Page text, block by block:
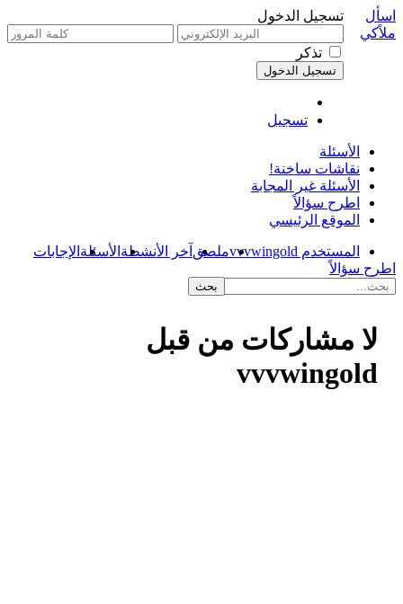
تسجيل الدخول
تذكر
تسجيل
اسأل
ملاًكي
الأسئلة
نقاشات ساخنة!
الأسئلة غير المجابة
اطرح سؤالاً
الموقع الرئيسي
المستخدم vvvwingold ملصق آخر الأنشطة الأسئلة الإجابات
اطرح سؤالاً
لا مشاركات من قبل
vvvwingold